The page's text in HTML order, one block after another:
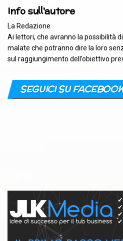
Info sull'autore
La Redazione
Ai lettori, che avranno la possibilità
malate che potranno dire la loro
sul raggiungimento dell’obiettivo
SEGUICI SU